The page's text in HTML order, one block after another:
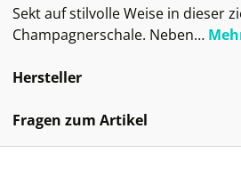
Sekt auf stilvolle Weise in dieser
Champagnerschale. Neben…
Hersteller
Fragen zum Artikel